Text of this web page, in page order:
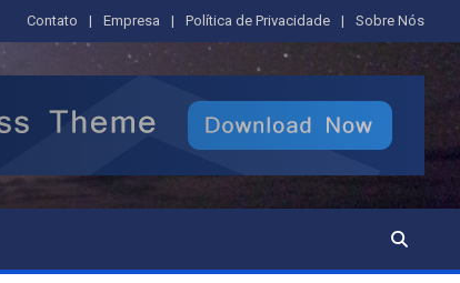
Contato Empresa Política de Privacidade Sobre Nós